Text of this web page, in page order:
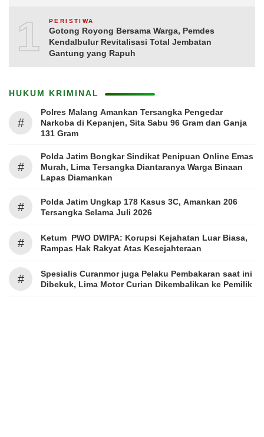
10PERISTIWA
Gotong Royong Bersama Warga, Pemdes
Kendalbulur Revitalisasi Total Jembatan
Gantung yang Rapuh
HUKUM KRIMINAL
#
Polres Malang Amankan Tersangka Pengedar
Narkoba di Kepanjen, Sita Sabu 96 Gram dan Ganja
131 Gram
#
Polda Jatim Bongkar Sindikat Penipuan Online Emas
Murah, Lima Tersangka Diantaranya Warga Binaan
Lapas Diamankan
#
Polda Jatim Ungkap 178 Kasus 3C, Amankan 206
Tersangka Selama Juli 2026
#
Ketum PWO DWIPA: Korupsi Kejahatan Luar Biasa,
Rampas Hak Rakyat Atas Kesejahteraan
#
Spesialis Curanmor juga Pelaku Pembakaran saat ini
Dibekuk, Lima Motor Curian Dikembalikan ke Pemilik